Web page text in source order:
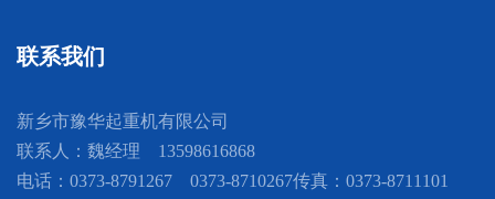
联系我们
新乡市豫华起重机有限公司
联系人：魏经理 13598616868
电话：0373-8791267 0373-8710267传真：0373-8711101